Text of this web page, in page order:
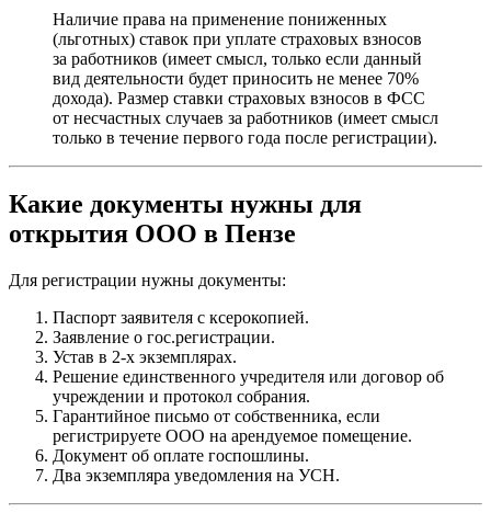
Наличие права на применение пониженных
(льготных) ставок при уплате страховых взносов
за работников (имеет смысл, только если данный
вид деятельности будет приносить не менее 70%
дохода). Размер ставки страховых взносов в ФСС
от несчастных случаев за работников (имеет смысл
только в течение первого года после регистрации).
Какие документы нужны для
открытия ООО в Пензе
Для регистрации нужны документы:
Паспорт заявителя с ксерокопией.
Заявление о гос.регистрации.
Устав в 2-х экземплярах.
Решение единственного учредителя или договор об
учреждении и протокол собрания.
Гарантийное письмо от собственника, если
регистрируете ООО на арендуемое помещение.
Документ об оплате госпошлины.
Два экземпляра уведомления на УСН.